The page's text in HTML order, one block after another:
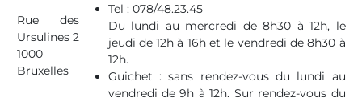
Rue des
Ursulines 2
1000
Bruxelles
Tel : 078/48.23.45
Du lundi au mercredi de 8h30 à 12h, le
jeudi de 12h à 16h et le vendredi de 8h30 à
12h.
Guichet : sans rendez-vous du lundi au
vendredi de 9h à 12h. Sur rendez-vous du